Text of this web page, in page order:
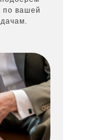
по вашей